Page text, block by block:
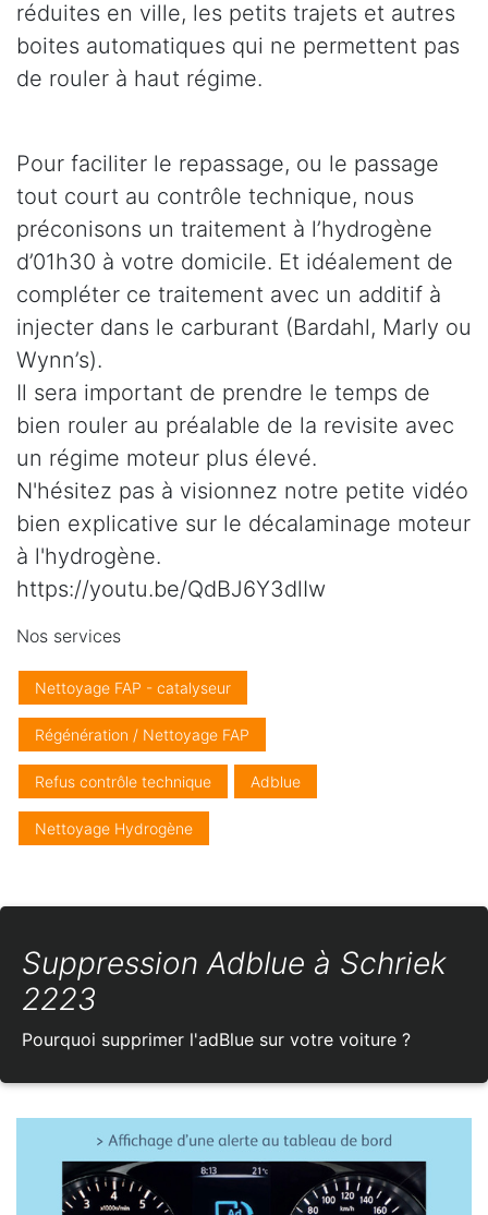
réduites en ville, les petits trajets et autres
boites automatiques qui ne permettent pas
de rouler à haut régime.
Pour faciliter le repassage, ou le passage
tout court au contrôle technique, nous
préconisons un traitement à l’hydrogène
d’01h30 à votre domicile. Et idéalement de
compléter ce traitement avec un additif à
injecter dans le carburant (Bardahl, Marly ou
Wynn’s).
Il sera important de prendre le temps de
bien rouler au préalable de la revisite avec
un régime moteur plus élevé.
N'hésitez pas à visionnez notre petite vidéo
bien explicative sur le décalaminage moteur
à l'hydrogène.
https://youtu.be/QdBJ6Y3dlIw
Nos services
Nettoyage FAP - catalyseur
Régénération / Nettoyage FAP
Refus contrôle technique Adblue
Nettoyage Hydrogène
Suppression Adblue à Schriek
2223
Pourquoi supprimer l'adBlue sur votre voiture ?